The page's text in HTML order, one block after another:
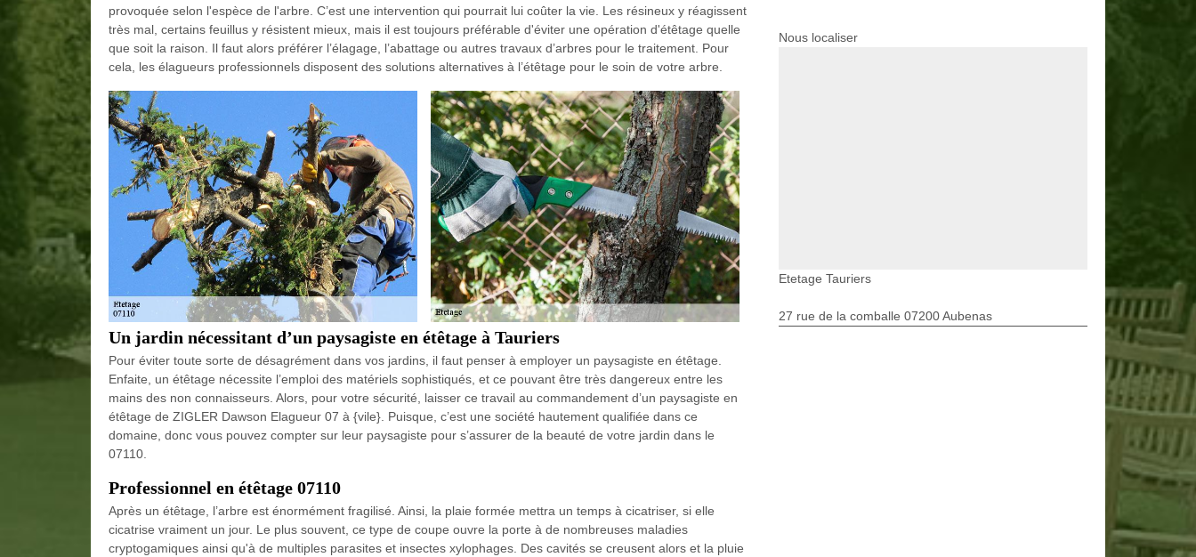
provoquée selon l'espèce de l'arbre. C’est une intervention qui pourrait lui coûter la vie. Les résineux y réagissent
très mal, certains feuillus y résistent mieux, mais il est toujours préférable d'éviter une opération d'étêtage quelle
que soit la raison. Il faut alors préférer l’élagage, l’abattage ou autres travaux d’arbres pour le traitement. Pour
cela, les élagueurs professionnels disposent des solutions alternatives à l’étêtage pour le soin de votre arbre.
Un jardin nécessitant d’un paysagiste en étêtage à Tauriers
Pour éviter toute sorte de désagrément dans vos jardins, il faut penser à employer un paysagiste en étêtage.
Enfaite, un étêtage nécessite l’emploi des matériels sophistiqués, et ce pouvant être très dangereux entre les
mains des non connaisseurs. Alors, pour votre sécurité, laisser ce travail au commandement d’un paysagiste en
étêtage de ZIGLER Dawson Elagueur 07 à {vile}. Puisque, c’est une société hautement qualifiée dans ce
domaine, donc vous pouvez compter sur leur paysagiste pour s’assurer de la beauté de votre jardin dans le
07110.
Professionnel en étêtage 07110
Après un étêtage, l’arbre est énormément fragilisé. Ainsi, la plaie formée mettra un temps à cicatriser, si elle
cicatrise vraiment un jour. Le plus souvent, ce type de coupe ouvre la porte à de nombreuses maladies
cryptogamiques ainsi qu'à de multiples parasites et insectes xylophages. Des cavités se creusent alors et la pluie
Nous localiser
Etetage Tauriers
27 rue de la comballe 07200 Aubenas